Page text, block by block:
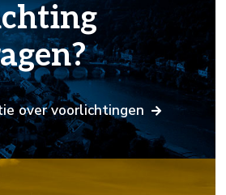
over voorlichtingen